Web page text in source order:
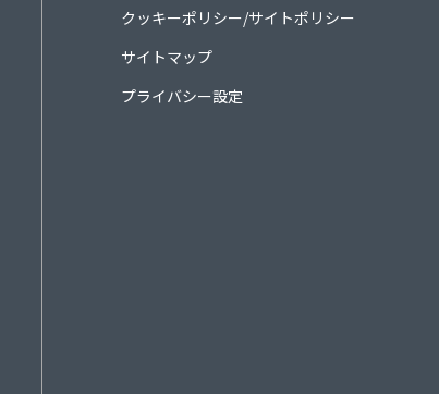
クッキーポリシー/サイトポリシー
サイトマップ
プライバシー設定